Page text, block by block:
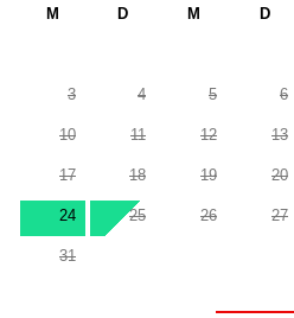
M D M D
3 4 5 6
10 11 12 13
17 18 19 20
24 25 26 27
31